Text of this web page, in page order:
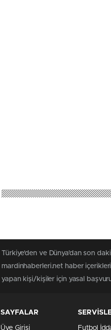
Türkiye'den ve Dünya’dan son
mardinhaberleri.net haber içerikleri
yapan kişi/kişiler için yasal
SAYFALAR
Üye Girişi Futbol